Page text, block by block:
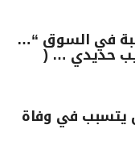
في السوق “…
حديدي … (
يتسبب في وفاة